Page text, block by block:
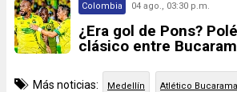
Colombia 04 ago., 03:30 p.m.
¿Era gol de Pons?
clásico entre
Más noticias: Medellín Atlético